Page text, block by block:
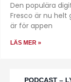
PODCAST –
Den populära
Fresco är nu helt
är för appen
LÄS MER »